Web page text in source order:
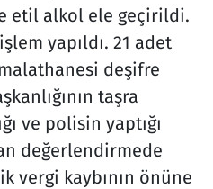
etil alkol ele geçirildi.
yapıldı. 21 adet
deşifre
taşra
ve polisin yaptığı
değerlendirmede
vergi kaybının önüne